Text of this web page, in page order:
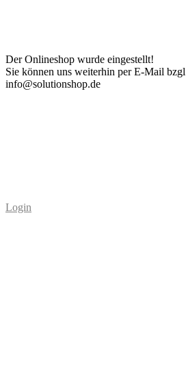
Der Onlineshop wurde eingestellt!
Sie können uns weiterhin per E-Mail
info@solutionshop.de
Login